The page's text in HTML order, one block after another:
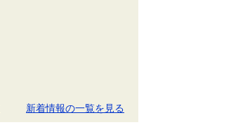
新着情報の一覧を見る